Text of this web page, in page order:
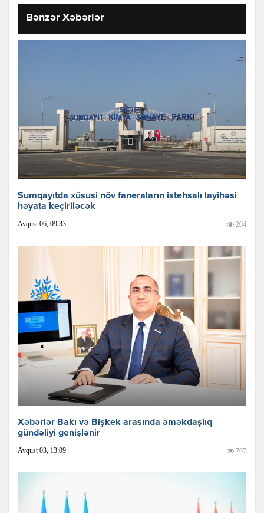
Bənzər Xəbərlər
Sumqayıtda xüsusi növ faneraların istehsalı layihəsi
həyata keçiriləcək
Avqust 06, 09:33 204
Xəbərlər Bakı və Bişkek arasında əməkdaşlıq
gündəliyi genişlənir
Avqust 03, 13:09 707